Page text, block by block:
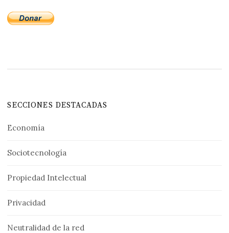
SECCIONES DESTACADAS
Economía
Sociotecnología
Propiedad Intelectual
Privacidad
Neutralidad de la red